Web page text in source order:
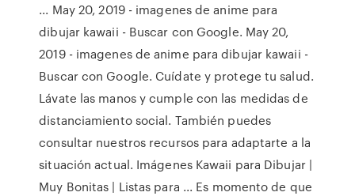
... May 20, 2019 - imagenes de anime para
dibujar kawaii - Buscar con Google. May 20,
2019 - imagenes de anime para dibujar kawaii -
Buscar con Google. Cuídate y protege tu salud.
Lávate las manos y cumple con las medidas de
distanciamiento social. También puedes
consultar nuestros recursos para adaptarte a la
situación actual. Imágenes Kawaii para Dibujar |
Muy Bonitas | Listas para ... Es momento de que